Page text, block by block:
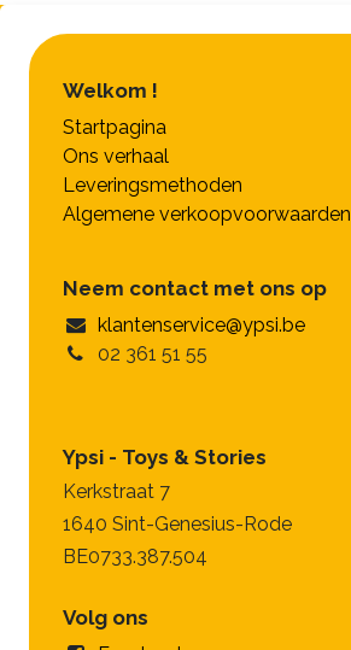
Welkom !
Startpagina
Ons verhaal
Leveringsmethoden
Algemene verkoopvoorwaarden
Neem contact met ons op
klantenservice@ypsi.be
02 361 51 55
Ypsi - Toys & Stories
Kerkstraat 7
1640 Sint-Genesius-Rode
BE0733.387.504
Volg ons